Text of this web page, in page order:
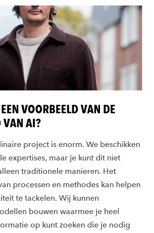
VOORBEELD VAN DE
VAN AI?
project is enorm. We beschikken
expertises, maar je kunt dit niet
traditionele manieren. Het
processen en methodes kan helpen
te tackelen. Wij kunnen
bouwen waarmee je heel
op kunt zoeken die je nodig